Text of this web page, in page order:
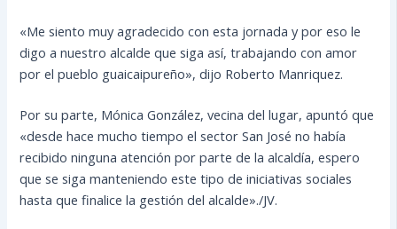
«Me siento muy agradecido con esta jornada y por eso le
digo a nuestro alcalde que siga así, trabajando con amor
por el pueblo guaicaipureño», dijo Roberto Manriquez.
Por su parte, Mónica González, vecina del lugar, apuntó que
«desde hace mucho tiempo el sector San José no había
recibido ninguna atención por parte de la alcaldía, espero
que se siga manteniendo este tipo de iniciativas sociales
hasta que finalice la gestión del alcalde»./JV.